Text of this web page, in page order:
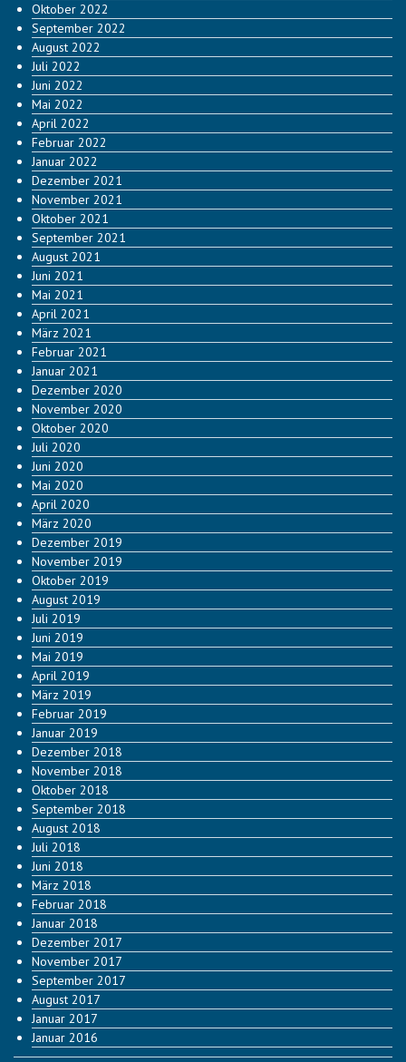
Oktober 2022
September 2022
August 2022
Juli 2022
Juni 2022
Mai 2022
April 2022
Februar 2022
Januar 2022
Dezember 2021
November 2021
Oktober 2021
September 2021
August 2021
Juni 2021
Mai 2021
April 2021
März 2021
Februar 2021
Januar 2021
Dezember 2020
November 2020
Oktober 2020
Juli 2020
Juni 2020
Mai 2020
April 2020
März 2020
Dezember 2019
November 2019
Oktober 2019
August 2019
Juli 2019
Juni 2019
Mai 2019
April 2019
März 2019
Februar 2019
Januar 2019
Dezember 2018
November 2018
Oktober 2018
September 2018
August 2018
Juli 2018
Juni 2018
März 2018
Februar 2018
Januar 2018
Dezember 2017
November 2017
September 2017
August 2017
Januar 2017
Januar 2016